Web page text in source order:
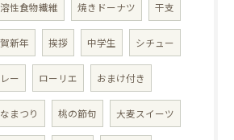
性食物繊維 焼きドーナツ 干支
新年 挨拶 中学生 シチュー
ー ローリエ おまけ付き
まつり 桃の節句 大麦スイーツ